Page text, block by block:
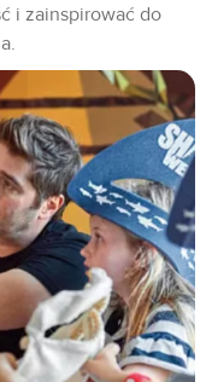
i zainspirować do